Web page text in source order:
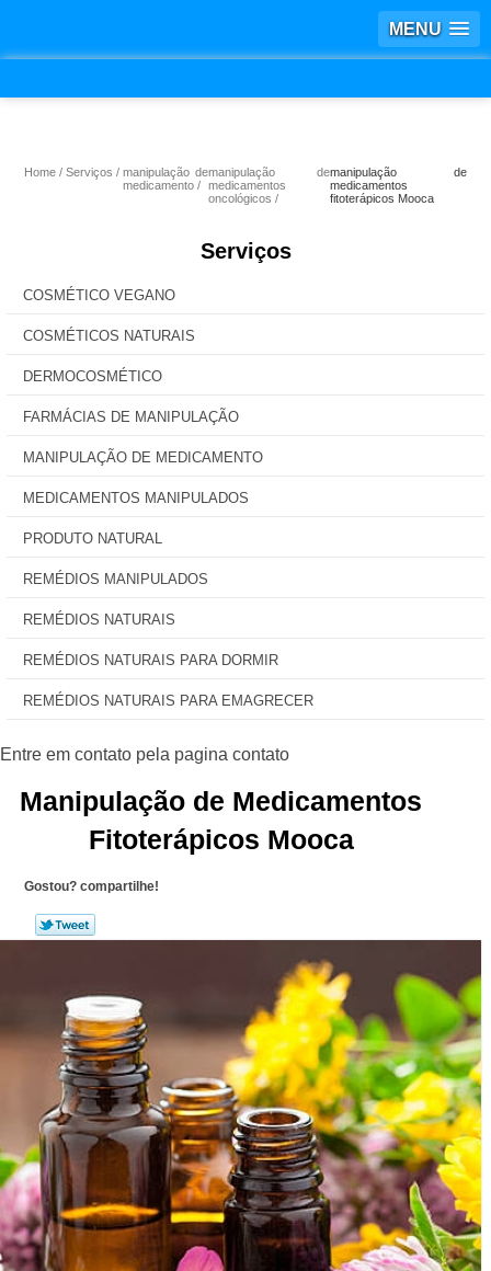
MENU
Home Serviços
manipulação de
medicamento
manipulação de
medicamentos
oncológicos
manipulação de
medicamentos
fitoterápicos Mooca
Serviços
COSMÉTICO VEGANO
COSMÉTICOS NATURAIS
DERMOCOSMÉTICO
FARMÁCIAS DE MANIPULAÇÃO
MANIPULAÇÃO DE MEDICAMENTO
MEDICAMENTOS MANIPULADOS
PRODUTO NATURAL
REMÉDIOS MANIPULADOS
REMÉDIOS NATURAIS
REMÉDIOS NATURAIS PARA DORMIR
REMÉDIOS NATURAIS PARA EMAGRECER
Manipulação de Medicamentos
Fitoterápicos Mooca
Gostou? compartilhe!